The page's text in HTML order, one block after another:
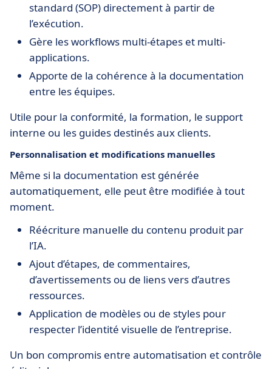
standard (SOP) directement à partir de
l’exécution.
Gère les workflows multi-étapes et multi-
applications.
Apporte de la cohérence à la documentation
entre les équipes.
Utile pour la conformité, la formation, le support
interne ou les guides destinés aux clients.
Personnalisation et modifications manuelles
Même si la documentation est générée
automatiquement, elle peut être modifiée à tout
moment.
Réécriture manuelle du contenu produit par
l’IA.
Ajout d’étapes, de commentaires,
d’avertissements ou de liens vers d’autres
ressources.
Application de modèles ou de styles pour
respecter l’identité visuelle de l’entreprise.
Un bon compromis entre automatisation et contrôle